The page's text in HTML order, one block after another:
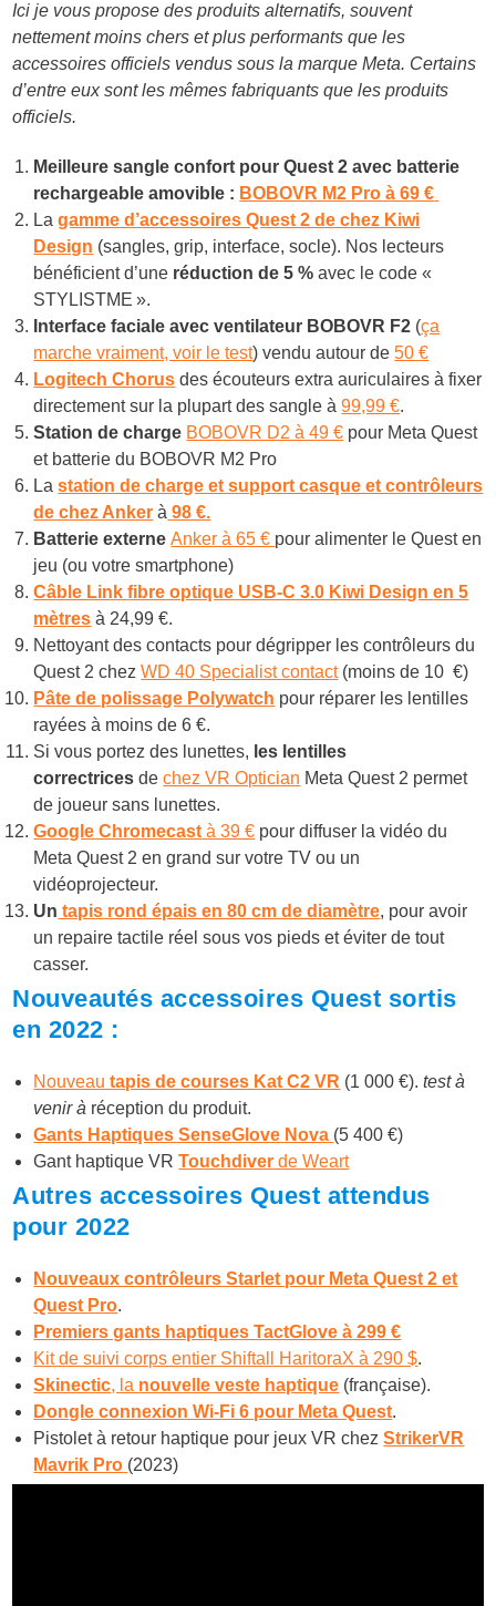
Ici je vous propose des produits alternatifs, souvent
nettement moins chers et plus performants que les
accessoires officiels vendus sous la marque Meta. Certains
d’entre eux sont les mêmes fabriquants que les produits
officiels.
Meilleure sangle confort pour Quest 2 avec batterie
rechargeable amovible : BOBOVR M2 Pro à 69 €
Lagamme d’accessoires Quest 2 de chez Kiwi
Design (sangles, grip, interface, socle). Nos lecteurs
bénéficient d’une réduction de 5 % avec le code «
STYLISTME ».
Interface faciale avec ventilateur BOBOVR F2 (ça
marche vraiment, voir le test) vendu autour de50 €
Logitech Chorus des écouteurs extra auriculaires à fixer
directement sur la plupart des sangle à99,99 €.
Station de charge BOBOVR D2 à 49 € pour Meta Quest
et batterie du BOBOVR M2 Pro
Lastation de charge et support casque et contrôleurs
de chez Anker à 98 €.
Batterie externe Anker à 65 € pour alimenter le Quest en
jeu (ou votre smartphone)
Câble Linkfibre optique USB-C 3.0 Kiwi Design en 5
mètres à 24,99 €.
Nettoyant des contacts pour dégripper les contrôleursdu
Quest 2 chezWD 40 Specialist contact(moins de 10 €)
Pâte de polissage Polywatch pour réparer les lentilles
rayées à moins de 6 €.
Si vous portez des lunettes, les lentilles
correctrices dechez VR Optician Meta Quest 2 permet
de joueur sans lunettes.
Google Chromecast à 39 € pour diffuser la vidéo du
Meta Quest 2 en grand sur votre TV ou un
vidéoprojecteur.
Un tapis rond épais en 80 cm de diamètre, pour avoir
un repaire tactile réel sous vos pieds et éviter de tout
casser.
Nouveautés accessoires Quest sortis
en 2022 :
Nouveautapis de courses Kat C2 VR (1 000 €).test à
venir à réception du produit.
Gants Haptiques SenseGlove Nova (5 400 €)
Gant haptique VRTouchdiver de Weart
Autres accessoires Quest attendus
pour 2022
Nouveaux contrôleurs Starlet pour Meta Quest 2 et
Quest Pro.
Premiers gants haptiques TactGlove à 299 €
Kit de suivi corps entier Shiftall HaritoraX à 290 $.
Skinectic, la nouvelle veste haptique (française).
Dongle connexion Wi-Fi 6 pour Meta Quest.
Pistolet à retour haptique pour jeux VR chezStrikerVR
Mavrik Pro (2023)